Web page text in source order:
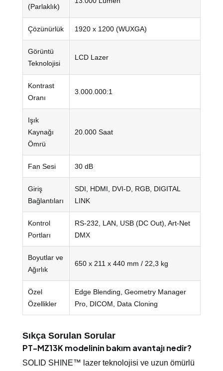
(Parlaklık)
Çözünürlük 1920 x 1200 (WUXGA)
Görüntü
Teknolojisi
LCD Lazer
Kontrast
Oranı
3.000.000:1
Işık
Kaynağı
Ömrü
20.000 Saat
Fan Sesi 30 dB
Giriş
Bağlantıları
SDI, HDMI, DVI-D, RGB, DIGITAL
LINK
Kontrol
Portları
RS-232, LAN, USB (DC Out), Art-Net
DMX
Boyutlar ve
Ağırlık
650 x 211 x 440 mm / 22,3 kg
Özel
Özellikler
Edge Blending, Geometry Manager
Pro, DICOM, Data Cloning
Sıkça Sorulan Sorular
PT-MZ13K modelinin bakım avantajı nedir?
SOLID SHINE™ lazer teknolojisi ve uzun ömürlü